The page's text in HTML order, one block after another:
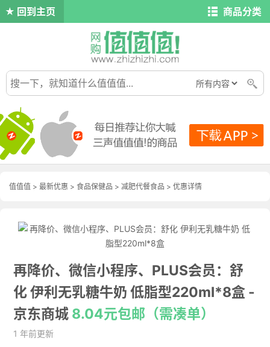
回到主页 商品分类
值值值 > 最新优惠 > 食品保健品 > 减肥代餐食品 > 优惠详情
再降价、微信小程序、PLUS会员：舒
化 伊利无乳糖牛奶 低脂型220ml*8盒 -
京东商城 8.04元包邮（需凑单）
1 年前更新